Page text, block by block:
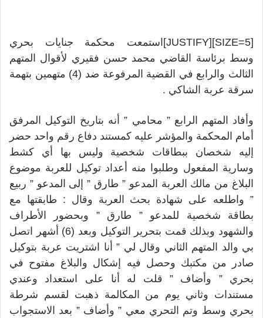
[SIZE=5][JUSTIFY]استمعت محكمة جنايات بحري
وسط برئاسة القاضي محمد حسن فقيري لأقوال المتهم
الثالث والرابع في القضية المرفوعة ضد (4) متهمين بتهمة
سرقة عربة الشاكي .
وأفاد المتهم الرابع ” محامي ” أنه بتاريخ التوكيل المرفق
أمام المحكمة والمؤشر عليه كمستند دفاع رقم واحد حضر
إليه شخصان ببطاقات شخصية وليس بها أي كشط
وسارية المفعول وطلبوا منه أعداد توكيل للعربة موضوع
البلاغ من مالك العربة المدعو ” طارق ” إلى المدعو ” ربيع
” واطلعه على شهادة بحث العربة وقال : طابقتها مع
بطاقة شخصية للمدعو ” طارق ” وبحضور الأطراف
والشهود وبذلك قمت بتحرير التوكيل وبعد (6) أشهر اتصل
بي والد المتهم الثاني وقال لي ” أنا اشتريت عربة بتوكيل
صادر من مكتبك وحصل فيه إشكال والبلاغ مفتوح في
بحري ” وأضاف ” قلت له أنا على استعداد وعندي
مستندات وثاني يوم من المكالمة ذهبت لقسم شرطة
بحري وسط وتم التحري معي ” وأضاف ” بعد الاستجواب